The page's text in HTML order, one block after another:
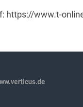
https://www.t-